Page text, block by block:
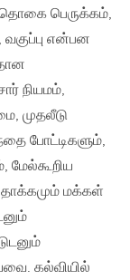
பெருக்கம்,
என்பன
நியமம்,
முதலீடு
போட்டிகளும்,
மேல்கூறிய
மக்கள்
கல்வியில்